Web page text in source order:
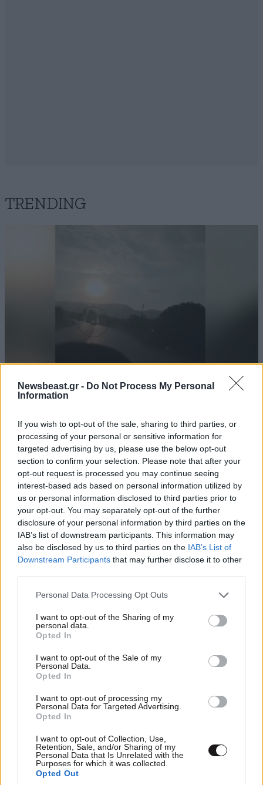
Newsbeast.gr - Do Not Process My Personal
Information
If you wish to opt-out of the sale, sharing to third parties, or
processing of your personal or sensitive information for
targeted advertising by us, please use the below opt-out
section to confirm your selection. Please note that after your
opt-out request is processed you may continue seeing
interest-based ads based on personal information utilized by
us or personal information disclosed to third parties prior to
your opt-out. You may separately opt-out of the further
disclosure of your personal information by third parties on the
IAB’s list of downstream participants. This information may
also be disclosed by us to third parties on the IAB’s List of
Downstream Participants that may further disclose it to other
Please note that this website/app uses one or more Google
not limited to your visit or usage behaviour. You may click to
grant or deny consent to Google and its third-party tags to
use your data for below specified purposes in below Google
consent section.
Personal Data Processing Opt Outs
I want to opt-out of the Sharing of my
personal data.
Opted In
I want to opt-out of the Sale of my
Personal Data.
Opted In
I want to opt-out of processing my
Personal Data for Targeted Advertising.
Opted In
I want to opt-out of Collection, Use,
Retention, Sale, and/or Sharing of my
Personal Data that Is Unrelated with the
Purposes for which it was collected.
Opted Out
TRENDING
ΕΛΛΑΔΑ07·08·2026 11:26
τροχαίο στις Σέρρες: Η στιγμή που το ΙΧ μπαίνει
στο αντίθετο ρεύμα – Ακαριαία πέθαναν γιος
και μητέρα